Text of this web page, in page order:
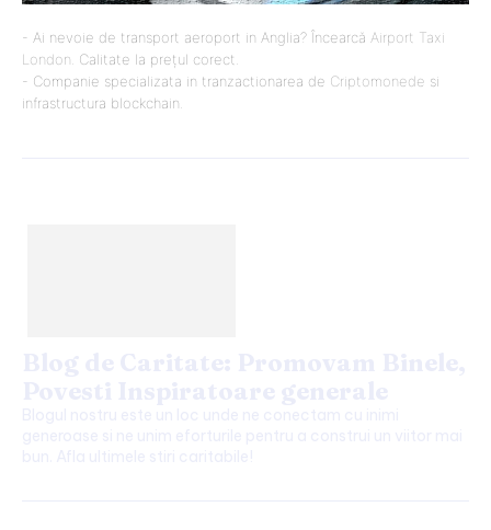
- Ai nevoie de transport aeroport in Anglia? Încearcă Airport Taxi
London . Calitate la prețul corect.
- Companie specializata in tranzactionarea de Criptomonede si
infrastructura blockchain.